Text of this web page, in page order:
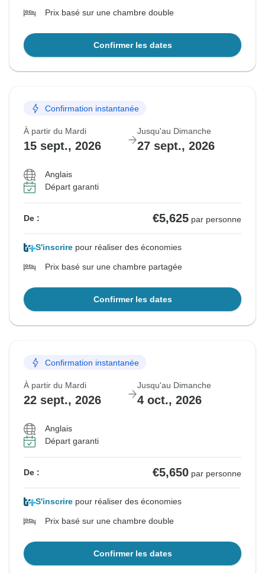
Prix basé sur une chambre double
Confirmer les dates
Confirmation instantanée
À partir du Mardi
15 sept., 2026
Jusqu'au Dimanche
27 sept., 2026
Anglais
Départ garanti
De : €5,625 par personne
S'inscrire pour réaliser des économies
Prix basé sur une chambre partagée
Confirmer les dates
Confirmation instantanée
À partir du Mardi
22 sept., 2026
Jusqu'au Dimanche
4 oct., 2026
Anglais
Départ garanti
De : €5,650 par personne
S'inscrire pour réaliser des économies
Prix basé sur une chambre double
Confirmer les dates